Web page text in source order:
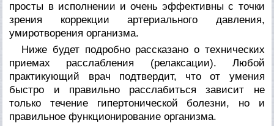
просты в исполнении и очень эффективны с точки
зрения коррекции артериального давления,
умиротворения организма.
Ниже будет подробно рассказано о технических
приемах расслабления (релаксации). Любой
практикующий врач подтвердит, что от умения
быстро и правильно расслабиться зависит не
только течение гипертонической болезни, но и
правильное функционирование организма.